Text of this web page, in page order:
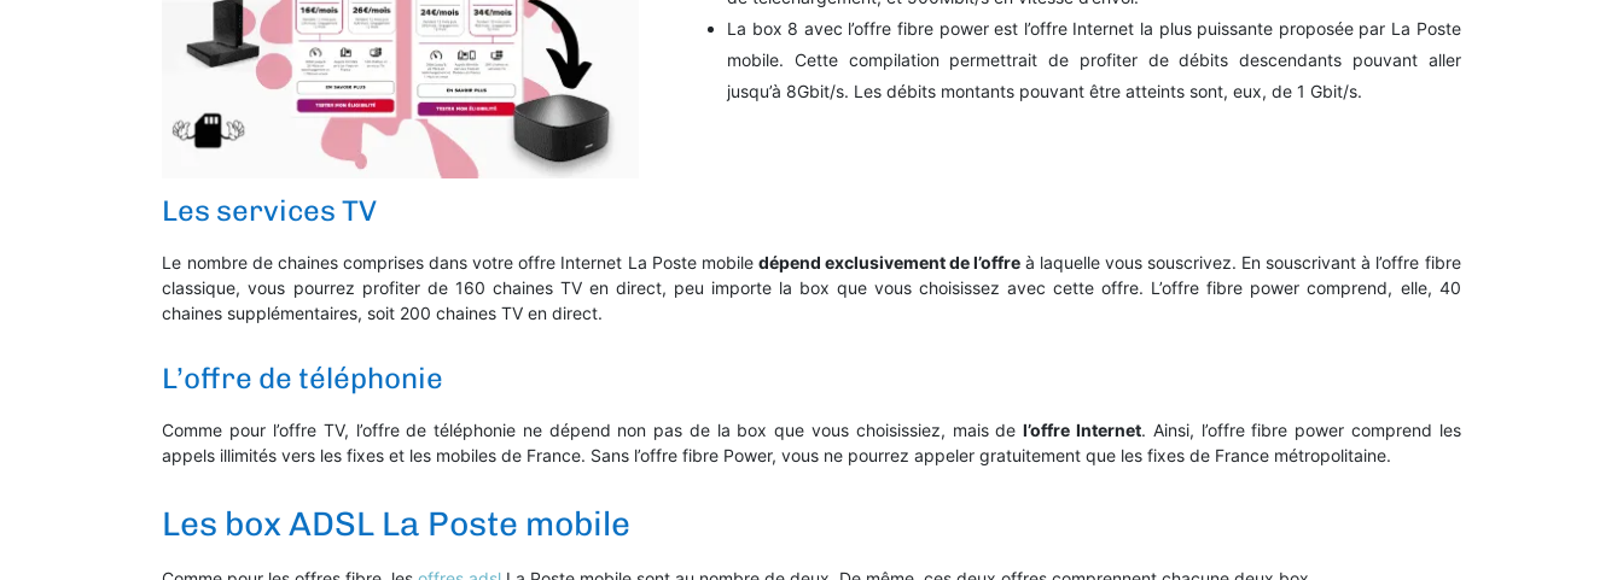
La box 8 avec l’offre fibre power est l’offre Internet la plus puissante proposée par La Poste
mobile. Cette compilation permettrait de profiter de débits descendants pouvant aller
jusqu’à 8Gbit/s. Les débits montants pouvant être atteints sont, eux, de 1 Gbit/s.
Les services TV
Le nombre de chaines comprises dans votre offre Internet La Poste mobile dépend exclusivement de l’offre à laquelle vous souscrivez. En souscrivant à l’offre fibre
classique, vous pourrez profiter de 160 chaines TV en direct, peu importe la box que vous choisissez avec cette offre. L’offre fibre power comprend, elle, 40
chaines supplémentaires, soit 200 chaines TV en direct.
L’offre de téléphonie
Comme pour l’offre TV, l’offre de téléphonie ne dépend non pas de la box que vous choisissiez, mais del’offre Internet. Ainsi, l’offre fibre power comprend les
appels illimités vers les fixes et les mobiles de France. Sans l’offre fibre Power, vous ne pourrez appeler gratuitement que les fixes de France métropolitaine.
Les box ADSL La Poste mobile